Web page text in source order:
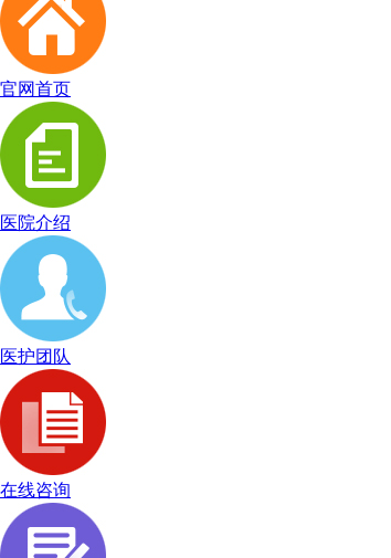
官网首页
医院介绍
医护团队
在线咨询